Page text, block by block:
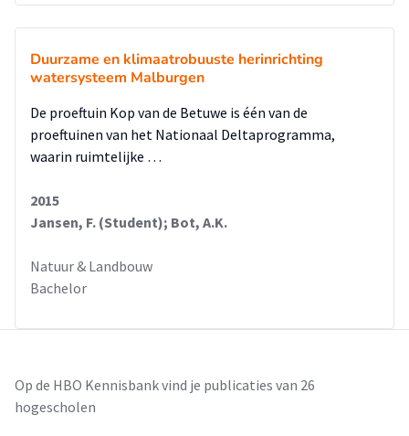
Duurzame en klimaatrobuuste herinrichting
watersysteem Malburgen
De proeftuin Kop van de Betuwe is één van de
proeftuinen van het Nationaal Deltaprogramma,
waarin ruimtelijke …
2015
Jansen, F. (Student); Bot, A.K.
Natuur & Landbouw
Bachelor
Op de HBO Kennisbank vind je publicaties van 26
hogescholen